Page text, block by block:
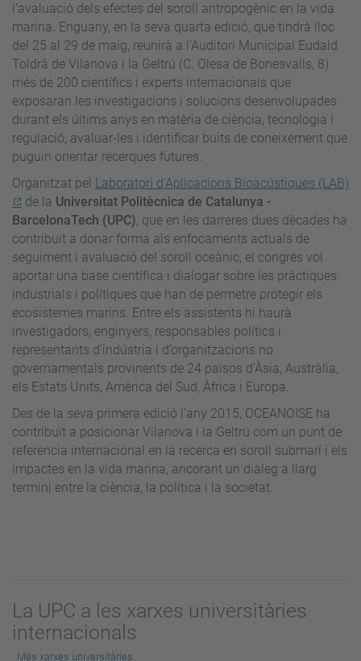
l’avaluació dels efectes del soroll antropogènic en la vida
marina. Enguany, en la seva quarta edició, que tindrà lloc
del 25 al 29 de maig, reunirà a l’Auditori Municipal Eudald
Toldrà de Vilanova i la Geltrú (C. Olesa de Bonesvalls, 8)
més de 200 científics i experts internacionals que
exposaran les investigacions i solucions desenvolupades
durant els últims anys en matèria de ciència, tecnologia i
regulació, avaluar-les i identificar buits de coneixement que
puguin orientar recerques futures.
Organitzat pel Laboratori d’Aplicacions Bioacústiques (LAB)
de la Universitat Politècnica de Catalunya -
BarcelonaTech (UPC), que en les darreres dues dècades ha
contribuït a donar forma als enfocaments actuals de
seguiment i avaluació del soroll oceànic, el congrés vol
aportar una base científica i dialogar sobre les pràctiques
industrials i polítiques que han de permetre protegir els
ecosistemes marins. Entre els assistents hi haurà
investigadors, enginyers, responsables polítics i
representants d’indústria i d’organitzacions no
governamentals provinents de 24 països d’Àsia, Austràlia,
els Estats Units, Amèrica del Sud, Àfrica i Europa.
Des de la seva primera edició l’any 2015, OCEANOISE ha
contribuït a posicionar Vilanova i la Geltrú com un punt de
referència internacional en la recerca en soroll submarí i els
impactes en la vida marina, ancorant un diàleg a llarg
termini entre la ciència, la política i la societat.
La UPC a les xarxes universitàries
internacionals
Més xarxes universitàries